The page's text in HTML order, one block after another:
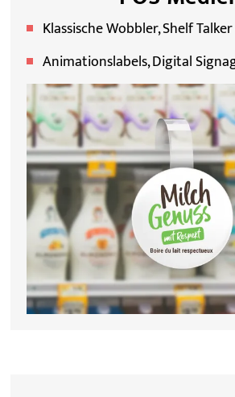
Klassische Wobbler, Shelf
Animationslabels, Digital